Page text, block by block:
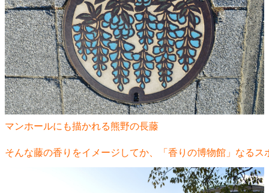
マンホールにも描かれる熊野の長藤
そんな藤の香りをイメージしてか、「香りの博物館」なるス